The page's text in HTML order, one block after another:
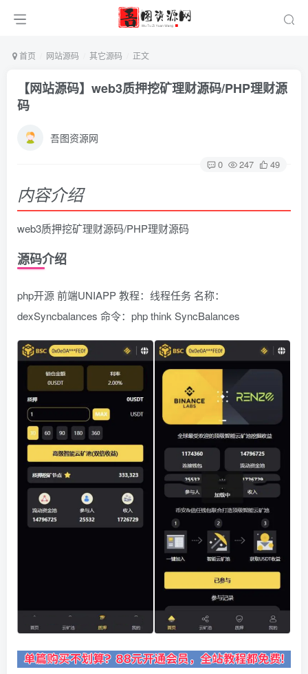
首页 网站源码 其它源码 正文
【网站源码】web3质押挖矿理财源码/PHP理财源
码
吾图资源网
0 247 49
内容介绍
web3质押挖矿理财源码/PHP理财源码
源码介绍
php开源 前端UNIAPP 教程：线程任务 名称：
dexSyncbalances 命令：php think SyncBalances